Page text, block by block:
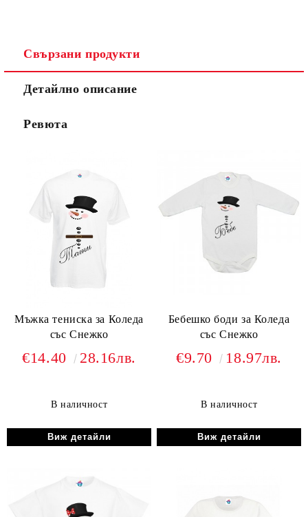
Свързани продукти
Детайлно описание
Ревюта
Мъжка тениска за Коледа
със Снежко
€14.40 28.16лв.
В наличност
Виж детайли
Бебешко боди за Коледа
със Снежко
€9.70 18.97лв.
В наличност
Виж детайли